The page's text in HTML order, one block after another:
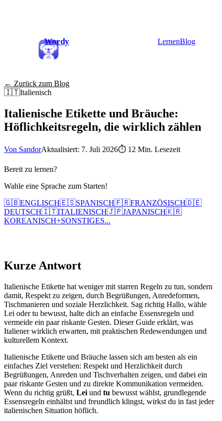
Wordy LernenBlog
← Zurück zum Blog
🇮🇹Italienisch
Italienische Etikette und Bräuche:
Höflichkeitsregeln, die wirklich zählen
Von SandorAktualisiert: 7. Juli 2026⏱ 12 Min. Lesezeit
Bereit zu lernen?
Wahle eine Sprache zum Starten!
🇬🇧ENGLISCH🇪🇸SPANISCH🇫🇷FRANZÖSISCH🇩🇪
DEUTSCH🇮🇹ITALIENISCH🇯🇵JAPANISCH🇰🇷
KOREANISCH+SONSTIGES...
Kurze Antwort
Italienische Etikette hat weniger mit starren Regeln zu tun, sondern
damit, Respekt zu zeigen, durch Begrüßungen, Anredeformen,
Tischmanieren und soziale Herzlichkeit. Sag richtig Hallo, wähle
Lei oder tu bewusst, halte dich an einfache Essensregeln und
vermeide ein paar riskante Gesten. Dieser Guide erklärt, was
Italiener wirklich erwarten, mit praktischen Redewendungen und
kulturellem Kontext.
Italienische Etikette und Bräuche lassen sich am besten als ein
einfaches Ziel verstehen: Respekt und Herzlichkeit durch
Begrüßungen, Anreden und Tischverhalten zeigen, und dabei ein
paar riskante Gesten und zu direkte Kommunikation vermeiden.
Wenn du richtig grüßt, Lei und tu bewusst wählst, grundlegende
Essensregeln einhältst und freundlich klingst, wirkst du in fast jeder
italienischen Situation höflich.